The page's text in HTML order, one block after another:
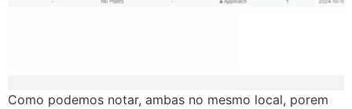
Como podemos notar, ambas no mesmo local, porem